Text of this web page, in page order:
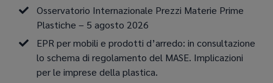
Osservatorio Internazionale Prezzi Materie Prime
Plastiche – 5 agosto 2026
EPR per mobili e prodotti d’arredo: in consultazione
lo schema di regolamento del MASE. Implicazioni
per le imprese della plastica.